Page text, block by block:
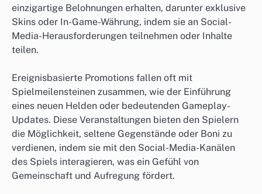
einzigartige Belohnungen erhalten, darunter exklusive
Skins oder In-Game-Währung, indem sie an Social-
Media-Herausforderungen teilnehmen oder Inhalte
teilen.
Ereignisbasierte Promotions fallen oft mit
Spielmeilensteinen zusammen, wie der Einführung
eines neuen Helden oder bedeutenden Gameplay-
Updates. Diese Veranstaltungen bieten den Spielern
die Möglichkeit, seltene Gegenstände oder Boni zu
verdienen, indem sie mit den Social-Media-Kanälen
des Spiels interagieren, was ein Gefühl von
Gemeinschaft und Aufregung fördert.